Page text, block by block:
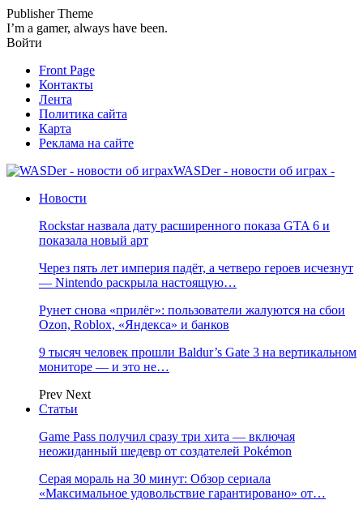
Publisher Theme
I’m a gamer, always have been.
Войти
Front Page
Контакты
Лента
Политика сайта
Карта
Реклама на сайте
WASDer - новости об играх -
Новости
Rockstar назвала дату расширенного показа GTA 6 и
показала новый арт
Через пять лет империя падёт, а четверо героев исчезнут
— Nintendo раскрыла настоящую…
Рунет снова «прилёг»: пользователи жалуются на сбои
Ozon, Roblox, «Яндекса» и банков
9 тысяч человек прошли Baldur’s Gate 3 на вертикальном
мониторе — и это не…
Prev Next
Статьи
Game Pass получил сразу три хита — включая
неожиданный шедевр от создателей Pokémon
Серая мораль на 30 минут: Обзор сериала
«Максимальное удовольствие гарантировано» от…